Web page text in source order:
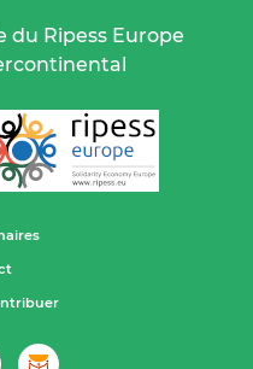
du Ripess Europe